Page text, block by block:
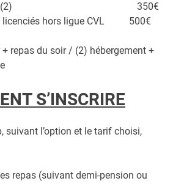
350€
licenciés hors ligue CVL 500€
repas du soir / (2) hébergement +
S’INSCRIRE
suivant l’option et le tarif choisi,
repas (suivant demi-pension ou